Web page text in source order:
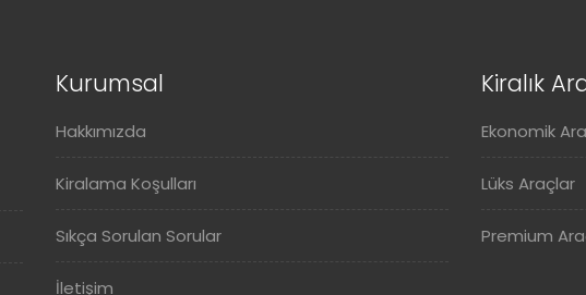
Kurumsal
Hakkımızda
Kiralama Koşulları
Sıkça Sorulan Sorular
İletişim
Kiralık
Ekonomik
Lüks Araçlar
Premium